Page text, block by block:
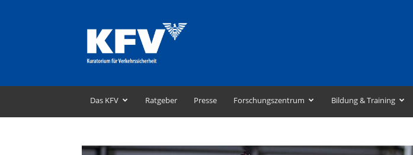
–
Kuratorium
für
Das KFV Ratgeber Presse Forschungszentrum Bildung & Training